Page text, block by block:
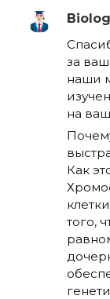
за
наши
на
Как
того,